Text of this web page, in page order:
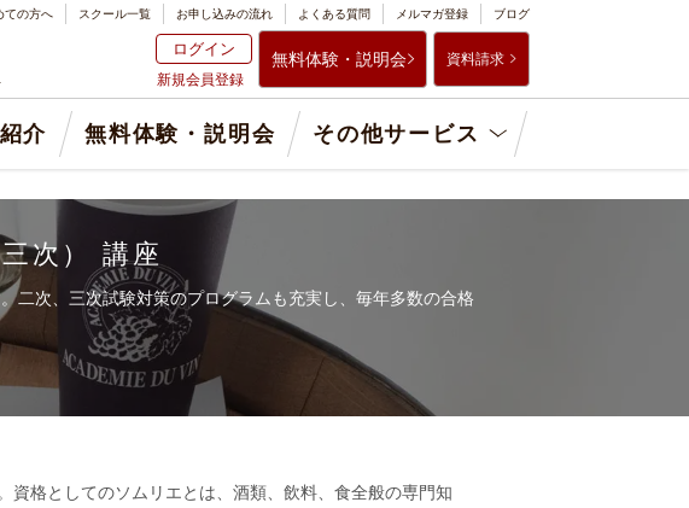
ログイン
新規会員登録
無料体験・説明会 資料請求
ての方へ スクール一覧 お申し込みの流れ よくある質問 メルマガ登録 ブログ
介 無料体験・説明会 その他サービス
次） 講座
二次、三次試験対策のプログラムも充実し、毎年多数の合格
格としてのソムリエとは、酒類、飲料、食全般の専門知